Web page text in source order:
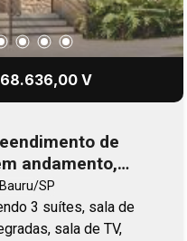
V
de
andamento,
entrega no
SP
3 suítes, sala de
sala de TV,